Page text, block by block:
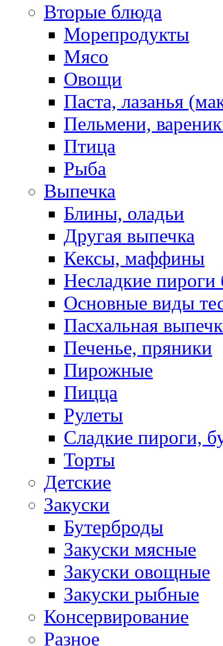
Вторые блюда
Морепродукты
Мясо
Овощи
Паста, лазанья
Пельмени,
Птица
Рыба
Выпечка
Блины, оладьи
Другая выпечка
Кексы, маффины
Несладкие пироги
Основные виды
Пасхальная
Печенье, пряники
Пирожные
Пицца
Рулеты
Сладкие пироги,
Торты
Детские
Закуски
Бутерброды
Закуски мясные
Закуски овощные
Закуски рыбные
Консервирование
Разное